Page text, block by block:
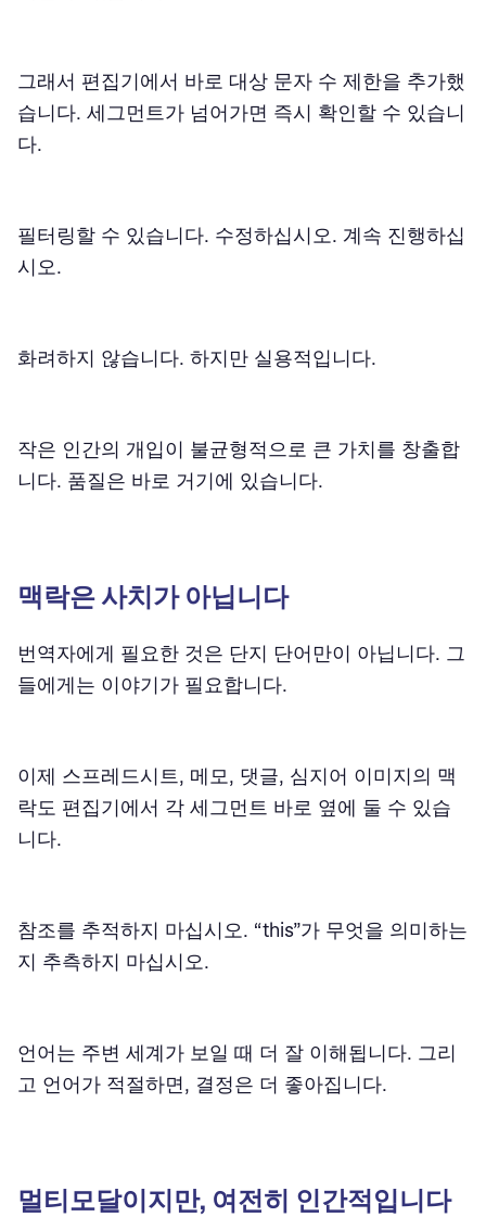
그래서 편집기에서 바로 대상 문자 수 제한을 추가했
습니다. 세그먼트가 넘어가면 즉시 확인할 수 있습니
다.
필터링할 수 있습니다. 수정하십시오. 계속 진행하십
시오.
화려하지 않습니다. 하지만 실용적입니다.
작은 인간의 개입이 불균형적으로 큰 가치를 창출합
니다. 품질은 바로 거기에 있습니다.
맥락은 사치가 아닙니다
번역자에게 필요한 것은 단지 단어만이 아닙니다. 그
들에게는 이야기가 필요합니다.
이제 스프레드시트, 메모, 댓글, 심지어 이미지의 맥
락도 편집기에서 각 세그먼트 바로 옆에 둘 수 있습
니다.
참조를 추적하지 마십시오. “this”가 무엇을 의미하는
지 추측하지 마십시오.
언어는 주변 세계가 보일 때 더 잘 이해됩니다. 그리
고 언어가 적절하면, 결정은 더 좋아집니다.
멀티모달이지만, 여전히 인간적입니다